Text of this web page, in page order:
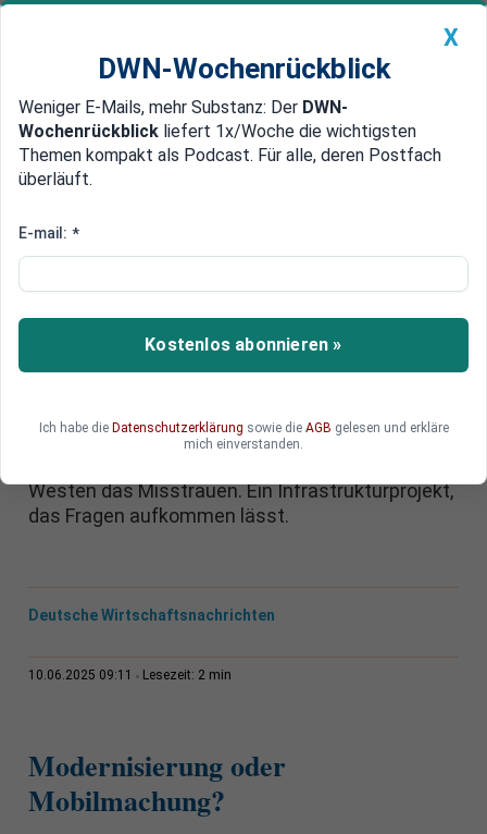
Newsticker MEIN DWN: Geldanlage Premium
Edelmetalle DWN-Magazin China
Russland modernisiert seine
Finnlands und der baltischen
offiziell für den Handel. Während Moskau
Westen das Misstrauen. Ein Infrastrukturprojekt,
das Fragen aufkommen lässt.
Deutsche Wirtschaftsnachrichten
10.06.2025 09:11 Lesezeit: 2 min
Modernisierung oder
Mobilmachung?
X
DWN-Wochenrückblick
Weniger E-Mails, mehr Substanz: Der DWN-
Wochenrückblick liefert 1x/Woche die wichtigsten
Themen kompakt als Podcast. Für alle, deren Postfach
überläuft.
E-mail: *
Kostenlos abonnieren »
Ich habe die Datenschutzerklärung sowie die AGB gelesen und erkläre
mich einverstanden.